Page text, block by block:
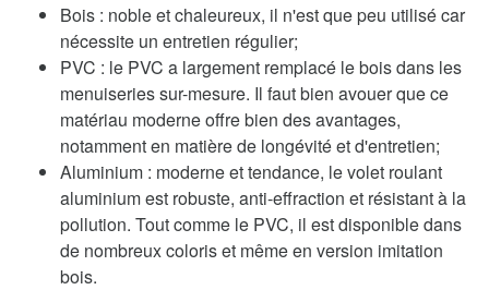
Bois : noble et chaleureux, il n'est que peu utilisé car
nécessite un entretien régulier;
PVC : le PVC a largement remplacé le bois dans les
menuiseries sur-mesure. Il faut bien avouer que ce
matériau moderne offre bien des avantages,
notamment en matière de longévité et d'entretien;
Aluminium : moderne et tendance, le volet roulant
aluminium est robuste, anti-effraction et résistant à la
pollution. Tout comme le PVC, il est disponible dans
de nombreux coloris et même en version imitation
bois.